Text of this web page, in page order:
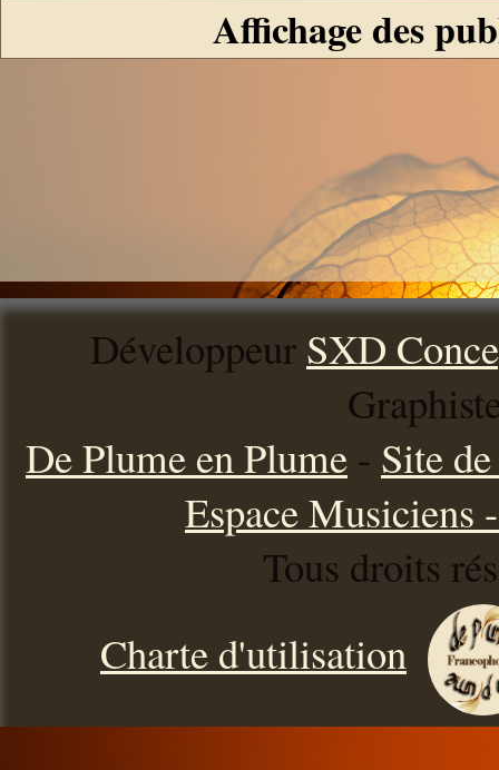
Affichage des
Développeur SXD
De Plume en Plume - Site
Espace Musiciens
Tous droits
Charte d'utilisation